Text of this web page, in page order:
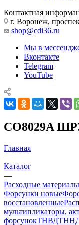
Контактная
г. Воронеж,
shop@cdi36.ru
Мы в
Вконтакте
Telegram
YouTube
CO8029A
Главная
—
Каталог
—
Расходные материалы
Форсунки новые
восстановленные
мультипликаторы,
форсунокТНВДТННД